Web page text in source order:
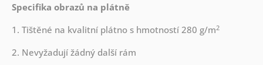
Specifika obrazů na plátně
1. Tištěné na kvalitní plátno s hmotností 280 g/m2
2. Nevyžadují žádný další rám